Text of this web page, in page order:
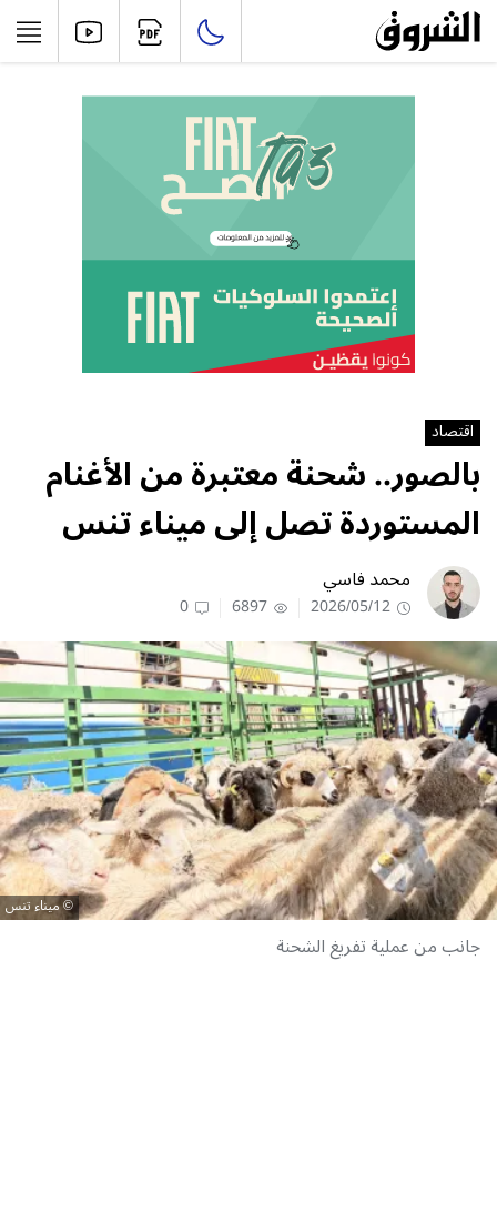
اقتصاد
بالصور.. شحنة معتبرة من الأغنام
المستوردة تصل إلى ميناء تنس
محمد فاسي
2026/05/12
6897
0
ميناء تنس
جانب من عملية تفريغ الشحنة